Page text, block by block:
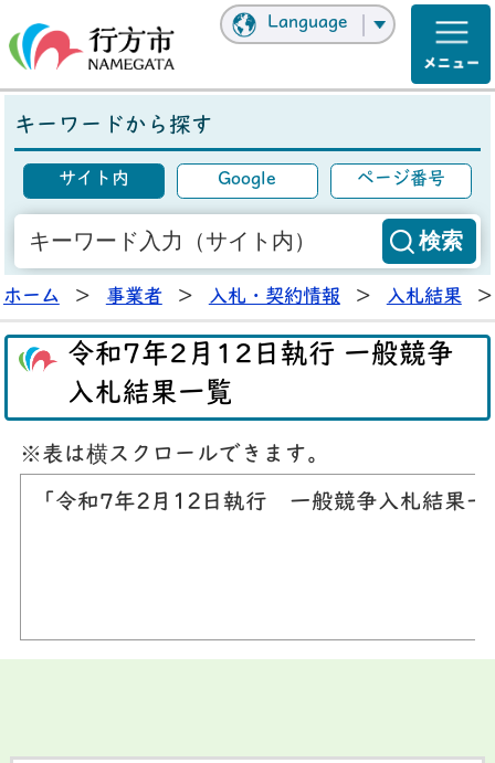
Language
キーワードから探す
サイト内 Google ページ番号
ホーム > 事業者 > 入札・契約情報 > 入札結果 >
令和7年2月12日執行 一般競争
入札結果一覧
※表は横スクロールできます。
「令和7年2月12日執行 一般競争入札結果一